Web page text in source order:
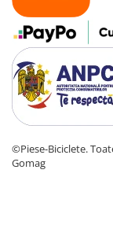
©Piese-Biciclete.
Gomag